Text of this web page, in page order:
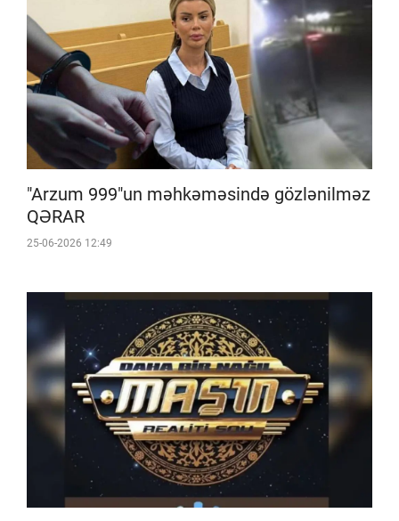
"Arzum 999"un məhkəməsində gözlənilməz
QƏRAR
25-06-2026 12:49